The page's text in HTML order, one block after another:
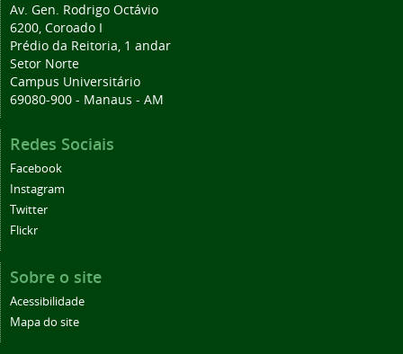
Av. Gen. Rodrigo Octávio
6200, Coroado I
Prédio da Reitoria, 1 andar
Setor Norte
Campus Universitário
69080-900 - Manaus - AM
Redes Sociais
Facebook
Instagram
Twitter
Flickr
Sobre o site
Acessibilidade
Mapa do site